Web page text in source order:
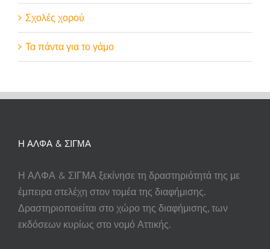
Σχολές χορού
Τα πάντα για το γάμο
Η ΑΛΦΑ & ΣΙΓΜΑ
Η ΑΛΦΑ & ΣΙΓΜΑ ξεκίνησε τη δραστηριότητά της με
έμπειρα στελέχη στον τομέα της διαφήμισης.
Δραστηριοποιείται στο χώρο της διαφήμισης, των
εκδόσεων κυρίως στο νομό Αττικής.